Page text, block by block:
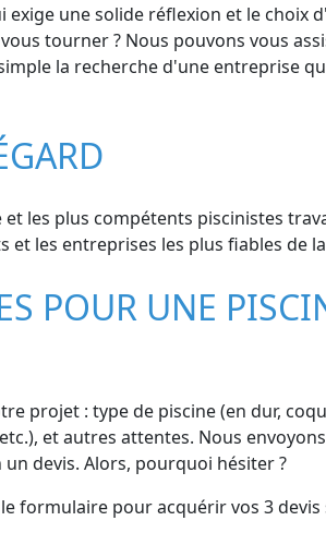
une solide réflexion et le choix
tourner ? Nous pouvons vous
la recherche d'une entreprise
les plus compétents piscinistes
les entreprises les plus fiables de
POUR UNE
projet : type de piscine (en dur,
et autres attentes. Nous
devis. Alors, pourquoi hésiter ?
formulaire pour acquérir vos 3 devis